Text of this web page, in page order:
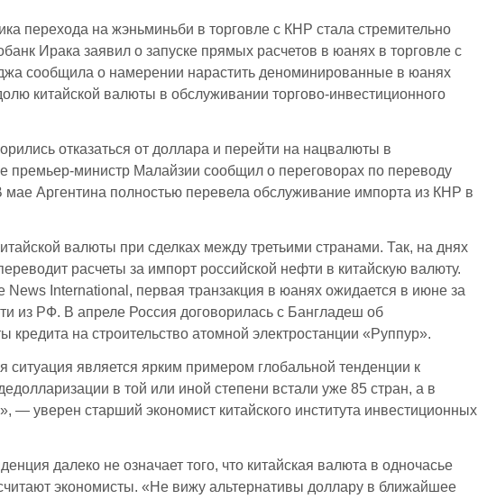
перехода на жэньминьби в торговле с КНР стала стремительно
Ирака заявил о запуске прямых расчетов в юанях в торговле с
сообщила о намерении нарастить деноминированные в юанях
китайской валюты в обслуживании торгово-инвестиционного
отказаться от доллара и перейти на нацвалюты в
премьер-министр Малайзии сообщил о переговорах по переводу
Аргентина полностью перевела обслуживание импорта из КНР в
валюты при сделках между третьими странами. Так, на днях
расчеты за импорт российской нефти в китайскую валюту.
International, первая транзакция в юанях ожидается в июне за
из РФ. В апреле Россия договорилась с Бангладеш об
кредита на строительство атомной электростанции «Руппур».
ситуация является ярким примером глобальной тенденции к
в той или иной степени встали уже 85 стран, а в
— уверен старший экономист китайского института инвестиционных
далеко не означает того, что китайская валюта в одночасье
экономисты. «Не вижу альтернативы доллару в ближайшее